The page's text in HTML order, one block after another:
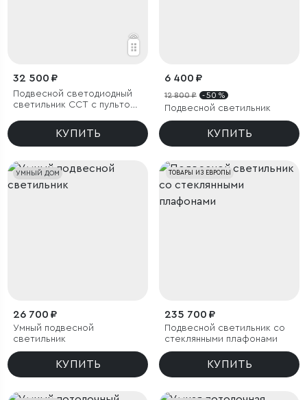
32 500 ₽
Подвесной светодиодный
светильник CCT с пультом
КУПИТЬ
6 400 ₽
12 800 ₽ - 50 %
Подвесной светильник
КУПИТЬ
УМНЫЙ ДОМ
26 700 ₽
Умный подвесной
светильник
КУПИТЬ
ТОВАРЫ ИЗ ЕВРОПЫ
235 700 ₽
Подвесной светильник со
стеклянными плафонами
КУПИТЬ